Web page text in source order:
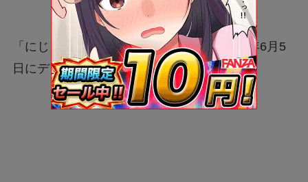
「にじさんじSEEDs第1期生」として2018年6月5
日にデビューしたシスター・クレアさん。